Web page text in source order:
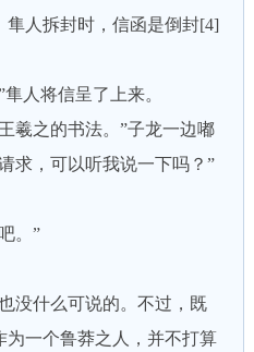
人拆封时，信函是倒封[4]
人将信呈了上来。
之的书法。”子龙一边嘟
求，可以听我说一下吗？”
。”
什么可说的。不过，既
为一个鲁莽之人，并不打算